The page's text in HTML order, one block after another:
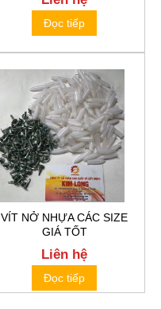
Đọc tiếp
VÍT NỞ NHỰA CÁC SIZE
GIÁ TỐT
Liên hệ
Đọc tiếp